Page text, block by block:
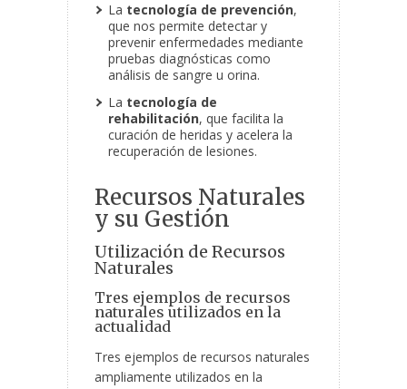
La tecnología de prevención,
que nos permite detectar y
prevenir enfermedades mediante
pruebas diagnósticas como
análisis de sangre u orina.
La tecnología de
rehabilitación, que facilita la
curación de heridas y acelera la
recuperación de lesiones.
Recursos Naturales
y su Gestión
Utilización de Recursos
Naturales
Tres ejemplos de recursos
naturales utilizados en la
actualidad
Tres ejemplos de recursos naturales
ampliamente utilizados en la